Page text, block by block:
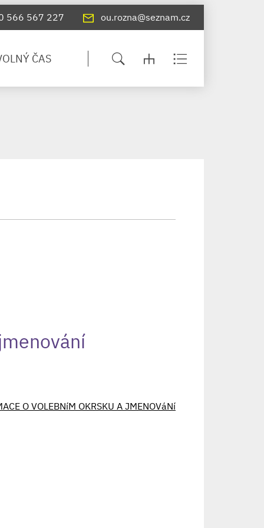
566 567 227 ou.rozna@seznam.cz
ČAS
O VOLEBNíM OKRSKU A JMENOVáNí